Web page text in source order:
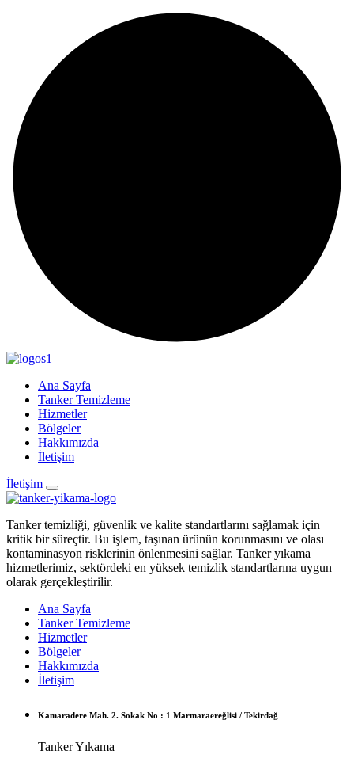
Ana Sayfa
Tanker Temizleme
Hizmetler
Bölgeler
Hakkımızda
İletişim
İletişim
Tanker temizliği, güvenlik ve kalite standartlarını sağlamak için
kritik bir süreçtir. Bu işlem, taşınan ürünün korunmasını ve olası
kontaminasyon risklerinin önlenmesini sağlar. Tanker yıkama
hizmetlerimiz, sektördeki en yüksek temizlik standartlarına uygun
olarak gerçekleştirilir.
Ana Sayfa
Tanker Temizleme
Hizmetler
Bölgeler
Hakkımızda
İletişim
Kamaradere Mah. 2. Sokak No : 1 Marmaraereğlisi / Tekirdağ
Tanker Yıkama